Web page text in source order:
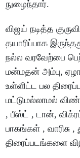
நுழைந்தார்.
விஜய் நடித்த
தயாரிப்பாக
நல்ல வரவேற்பை
மன்மதன் அம்பு,
உள்ளிட்ட பல
மட்டுமல்லாமல்
, பீஸ்ட் , டான்,
பாகங்கள் , வாரிசு
திரைப்படங்களை